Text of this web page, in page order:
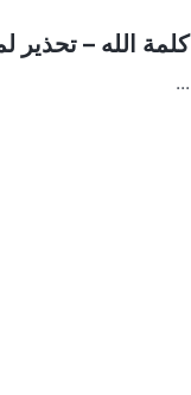
كلمة الله – تحذير
...